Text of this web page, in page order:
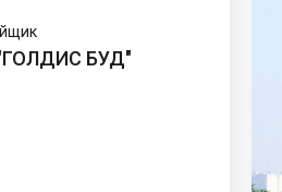
БУД"